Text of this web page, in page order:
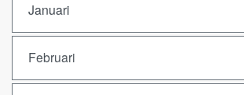
Januari
Februari